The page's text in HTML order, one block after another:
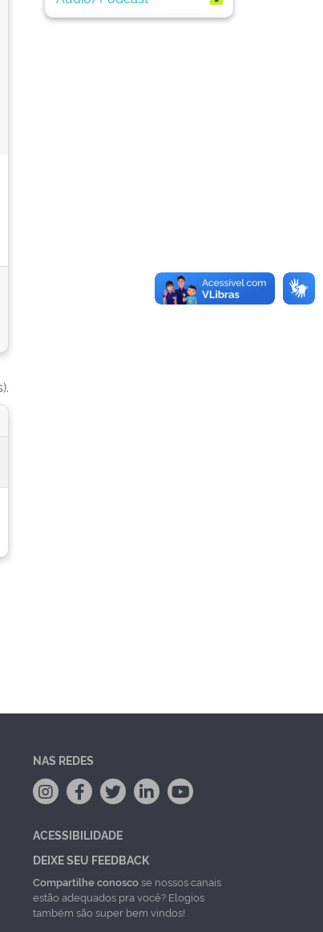
NAS REDES
ACESSIBILIDADE
DEIXE SEU FEEDBACK
Compartilhe conoscose nossos canais
estão adequados pra você? Elogios
também são super bem vindos!